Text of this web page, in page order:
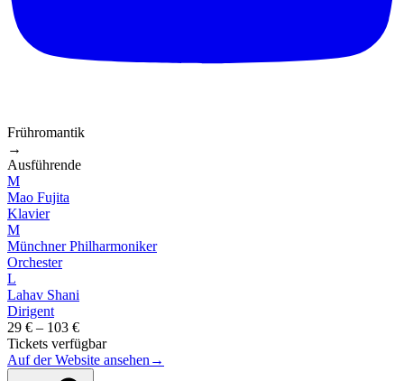
Frühromantik
→
Ausführende
M
Mao Fujita
Klavier
M
Münchner Philharmoniker
Orchester
L
Lahav Shani
Dirigent
29 € – 103 €
Tickets verfügbar
Auf der Website ansehen →